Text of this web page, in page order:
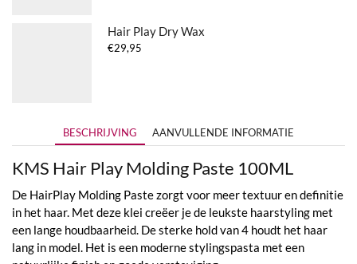
Hair Play Dry Wax
€29,95
BESCHRIJVING AANVULLENDE INFORMATIE
KMS Hair Play Molding Paste 100ML
De HairPlay Molding Paste zorgt voor meer textuur en definitie
in het haar. Met deze klei creëer je de leukste haarstyling met
een lange houdbaarheid. De sterke hold van 4 houdt het haar
lang in model. Het is een moderne stylingspasta met een